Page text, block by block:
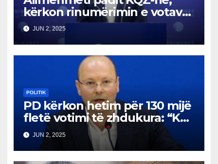
kërkon rinumërimin e votave
në Tiranë
JUN 2, 2025
POLITIK
PD kërkon hetim për 130 mijë
fletë votimi të zhdukura: “Ku
janë?”
JUN 2, 2025